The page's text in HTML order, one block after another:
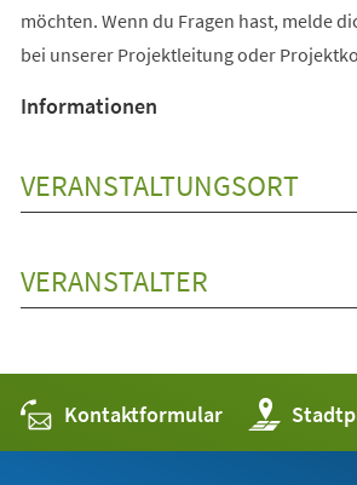
möchten. Wenn du Fragen hast, melde
bei unserer Projektleitung oder
Informationen
VERANSTALTUNGSORT
VERANSTALTER
Kontaktformular (Öffnet
in
einem